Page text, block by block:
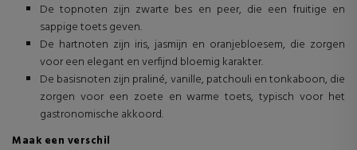
De topnoten zijn zwarte bes en peer, die een fruitige en
sappige toets geven.
De hartnoten zijn iris, jasmijn en oranjebloesem, die zorgen
voor een elegant en verfijnd bloemig karakter.
De basisnoten zijn praliné, vanille, patchouli en tonkaboon, die
zorgen voor een zoete en warme toets, typisch voor het
gastronomische akkoord.
Maak een verschil